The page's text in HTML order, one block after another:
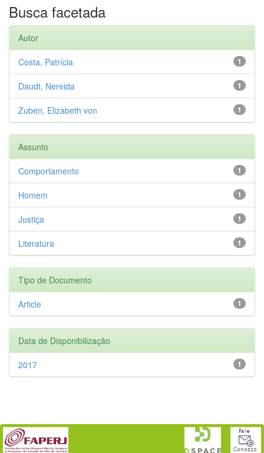
Busca facetada
Autor
1
Costa, Patrícia
1
Daudt, Nereida
1
Zuben, Elizabeth von
Assunto
1
Comportamento
1
Homem
1
Justiça
1
Literatura
Tipo de Documento
1
Article
Data de Disponibilização
1
2017